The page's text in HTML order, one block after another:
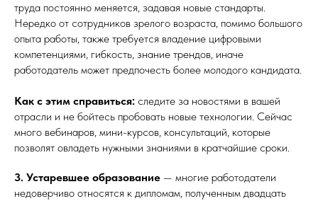
труда постоянно меняется, задавая новые стандарты.
Нередко от сотрудников зрелого возраста, помимо большого
опыта работы, также требуется владение цифровыми
компетенциями, гибкость, знание трендов, иначе
работодатель может предпочесть более молодого кандидата.
Как с этим справиться: следите за новостями в вашей
отрасли и не бойтесь пробовать новые технологии. Сейчас
много вебинаров, мини-курсов, консультаций, которые
позволят овладеть нужными знаниями в кратчайшие сроки.
3. Устаревшее образование — многие работодатели
недоверчиво относятся к дипломам, полученным двадцать